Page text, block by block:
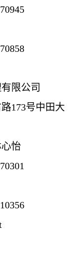
限公司
173号中田大
怡